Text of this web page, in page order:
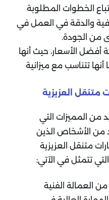
الخطوات المطلوبة
والدقة في العمل في
من الجودة.
أفضل الأسعار، حيث أنها
أنها تتناسب مع ميزانية
العزيزية
من المميزات التي
من الأشخاص الذين
متنقل العزيزية
التي تتمثل في الآتي:
العمالة الفنية